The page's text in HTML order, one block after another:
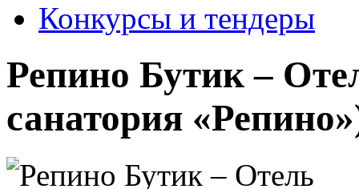
Конкурсы и тендеры
Репино Бутик –
санатория